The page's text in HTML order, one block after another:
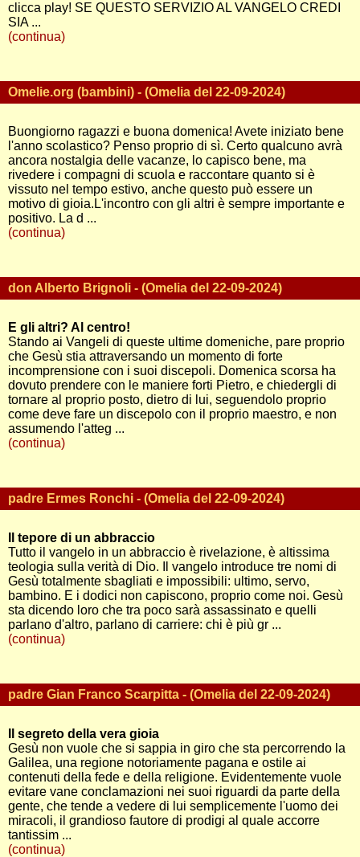
clicca play! SE QUESTO SERVIZIO AL VANGELO CREDI
SIA ...
(continua)
Omelie.org (bambini) - (Omelia del 22-09-2024)
Buongiorno ragazzi e buona domenica! Avete iniziato bene
l'anno scolastico? Penso proprio di sì. Certo qualcuno avrà
ancora nostalgia delle vacanze, lo capisco bene, ma
rivedere i compagni di scuola e raccontare quanto si è
vissuto nel tempo estivo, anche questo può essere un
motivo di gioia.L'incontro con gli altri è sempre importante e
positivo. La d ...
(continua)
don Alberto Brignoli - (Omelia del 22-09-2024)
E gli altri? Al centro!
Stando ai Vangeli di queste ultime domeniche, pare proprio
che Gesù stia attraversando un momento di forte
incomprensione con i suoi discepoli. Domenica scorsa ha
dovuto prendere con le maniere forti Pietro, e chiedergli di
tornare al proprio posto, dietro di lui, seguendolo proprio
come deve fare un discepolo con il proprio maestro, e non
assumendo l'atteg ...
(continua)
padre Ermes Ronchi - (Omelia del 22-09-2024)
Il tepore di un abbraccio
Tutto il vangelo in un abbraccio è rivelazione, è altissima
teologia sulla verità di Dio. Il vangelo introduce tre nomi di
Gesù totalmente sbagliati e impossibili: ultimo, servo,
bambino. E i dodici non capiscono, proprio come noi. Gesù
sta dicendo loro che tra poco sarà assassinato e quelli
parlano d'altro, parlano di carriere: chi è più gr ...
(continua)
padre Gian Franco Scarpitta - (Omelia del 22-09-2024)
Il segreto della vera gioia
Gesù non vuole che si sappia in giro che sta percorrendo la
Galilea, una regione notoriamente pagana e ostile ai
contenuti della fede e della religione. Evidentemente vuole
evitare vane conclamazioni nei suoi riguardi da parte della
gente, che tende a vedere di lui semplicemente l'uomo dei
miracoli, il grandioso fautore di prodigi al quale accorre
tantissim ...
(continua)